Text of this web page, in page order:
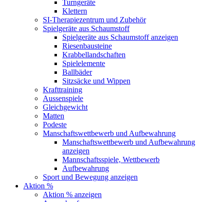
Turngeräte
Klettern
SI-Therapiezentrum und Zubehör
Spielgeräte aus Schaumstoff
Spielgeräte aus Schaumstoff anzeigen
Riesenbausteine
Krabbellandschaften
Spielelemente
Ballbäder
Sitzsäcke und Wippen
Krafttraining
Aussenspiele
Gleichgewicht
Matten
Podeste
Manschaftswettbewerb und Aufbewahrung
Manschaftswettbewerb und Aufbewahrung
anzeigen
Mannschaftsspiele, Wettbewerb
Aufbewahrung
Sport und Bewegung anzeigen
Aktion %
Aktion % anzeigen